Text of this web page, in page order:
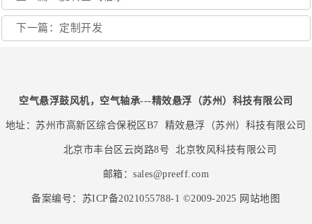
下一篇：定制开发
空气悬浮鼓风机，空气轴承---精效悬浮（苏州）科技有限公司
地址：苏州市高新区综合保税区B7 精效悬浮（苏州）科技有限公司
北京市丰台区云岗路8号 北京牧风科技有限公司
邮箱：sales@preeff.com
备案编号： 苏ICP备2021055788-1 ©2009-2025 网站地图